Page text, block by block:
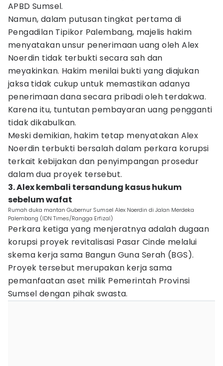
APBD Sumsel.
Namun, dalam putusan tingkat pertama di
Pengadilan Tipikor Palembang, majelis hakim
menyatakan unsur penerimaan uang oleh Alex
Noerdin tidak terbukti secara sah dan
meyakinkan. Hakim menilai bukti yang diajukan
jaksa tidak cukup untuk memastikan adanya
penerimaan dana secara pribadi oleh terdakwa.
Karena itu, tuntutan pembayaran uang pengganti
tidak dikabulkan.
Meski demikian, hakim tetap menyatakan Alex
Noerdin terbukti bersalah dalam perkara korupsi
terkait kebijakan dan penyimpangan prosedur
dalam dua proyek tersebut.
3. Alex kembali tersandung kasus hukum
sebelum wafat
Rumah duka mantan Gubernur Sumsel Alex Noerdin di Jalan Merdeka
Palembang (IDN Times/Rangga Erfizal)
Perkara ketiga yang menjeratnya adalah dugaan
korupsi proyek revitalisasi Pasar Cinde melalui
skema kerja sama Bangun Guna Serah (BGS).
Proyek tersebut merupakan kerja sama
pemanfaatan aset milik Pemerintah Provinsi
Sumsel dengan pihak swasta.